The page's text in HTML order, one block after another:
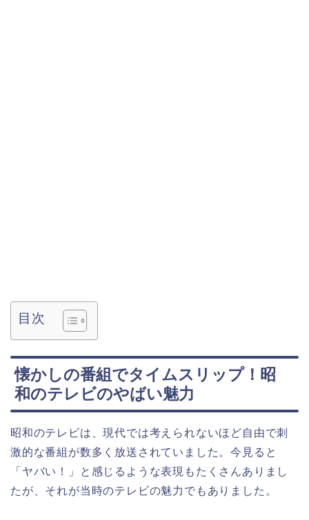
目次
懐かしの番組でタイムスリップ！昭
和のテレビのやばい魅力
昭和のテレビは、現代では考えられないほど自由で刺
激的な番組が数多く放送されていました。今見ると
「ヤバい！」と感じるような表現もたくさんありまし
たが、それが当時のテレビの魅力でもありました。